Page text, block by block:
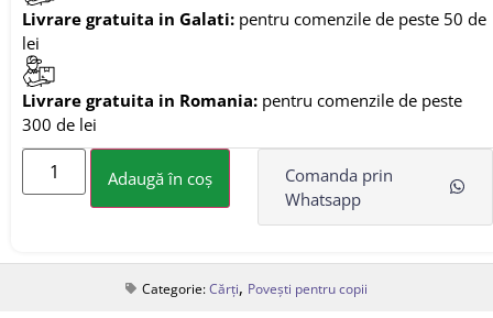
Livrare gratuita in Galati: pentru comenzile de peste 50 de
lei
Livrare gratuita in Romania: pentru comenzile de peste
300 de lei
Adaugă în coș
Comanda prin
Whatsapp
Categorie:Cărți, Povești pentru copii